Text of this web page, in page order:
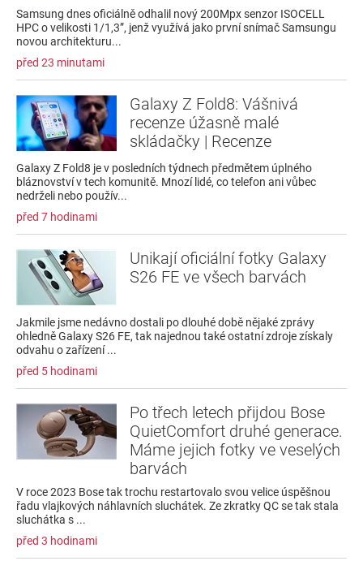
Samsung dnes oficiálně odhalil nový 200Mpx senzor ISOCELL
HPC o velikosti 1/1,3”, jenž využívá jako první snímač Samsungu
novou architekturu...
před 23 minutami
Galaxy Z Fold8: Vášnivá
recenze úžasně malé
skládačky | Recenze
Galaxy Z Fold8 je v posledních týdnech předmětem úplného
bláznovství v tech komunitě. Mnozí lidé, co telefon ani vůbec
nedrželi nebo použív...
před 7 hodinami
Unikají oficiální fotky Galaxy
S26 FE ve všech barvách
Jakmile jsme nedávno dostali po dlouhé době nějaké zprávy
ohledně Galaxy S26 FE, tak najednou také ostatní zdroje získaly
odvahu o zařízení ...
před 5 hodinami
Po třech letech přijdou Bose
QuietComfort druhé generace.
Máme jejich fotky ve veselých
barvách
V roce 2023 Bose tak trochu restartovalo svou velice úspěšnou
řadu vlajkových náhlavních sluchátek. Ze zkratky QC se tak stala
sluchátka s ...
před 3 hodinami